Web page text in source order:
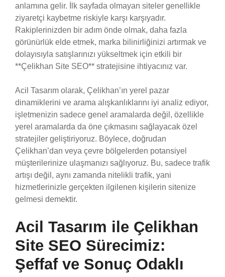
anlamına gelir. İlk sayfada olmayan siteler genellikle
ziyaretçi kaybetme riskiyle karşı karşıyadır.
Rakiplerinizden bir adım önde olmak, daha fazla
görünürlük elde etmek, marka bilinirliğinizi artırmak ve
dolayısıyla satışlarınızı yükseltmek için etkili bir
**Çelikhan Site SEO** stratejisine ihtiyacınız var.
Acil Tasarım olarak, Çelikhan’ın yerel pazar
dinamiklerini ve arama alışkanlıklarını iyi analiz ediyor,
işletmenizin sadece genel aramalarda değil, özellikle
yerel aramalarda da öne çıkmasını sağlayacak özel
stratejiler geliştiriyoruz. Böylece, doğrudan
Çelikhan’dan veya çevre bölgelerden potansiyel
müşterilerinize ulaşmanızı sağlıyoruz. Bu, sadece trafik
artışı değil, aynı zamanda nitelikli trafik, yani
hizmetlerinizle gerçekten ilgilenen kişilerin sitenize
gelmesi demektir.
Acil Tasarım ile Çelikhan
Site SEO Sürecimiz:
Şeffaf ve Sonuç Odaklı